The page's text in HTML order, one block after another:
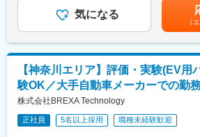
リーマンショック中も毎年15％成長を
事業成長を継続しており、売上は2,000
のエンジニアが在籍しています。エン
あり、エンジニアの成長に投資をし続け
加えて国内に50拠点以上配置している
などで転居の必要が生じたとしても柔軟
ついても全額会社負担などエンジニアの
感となっています。
す。以下は一例です。
・営業経験からエンジニアへ挑戦：
自動車内装部品の試験評価プロジェク
電気系エンジニアを目指して電験三種を
・アパレル店舗運営からエンジニアに：
半導体製造装置の立ち上げプロジェクト
エンジニアとして活躍中。
■はたらく環境：
残業については配属先によって多少前後
の金額であり、選考を通じて上下する可
額)は固定手当を含めた表記です。
気になる
（
【神奈川エリア】評価・実験(EV
験OK／大手自動車メーカーでの勤
株式会社BREXA Technology
正社員 5名以上採用 職種未経験歓迎